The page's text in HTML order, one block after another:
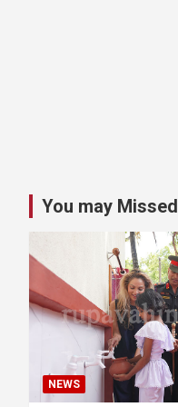
You may Missed
NEWS